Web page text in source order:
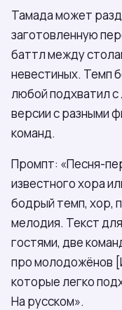
Тамада может
заготовленную
баттл между
невестиных. Темп
любой подхватил
версии с разными
команд.
Промпт: «Песня-
известного хора
бодрый темп, хор,
мелодия. Текст
гостями, две
про молодожёнов
которые легко
На русском».